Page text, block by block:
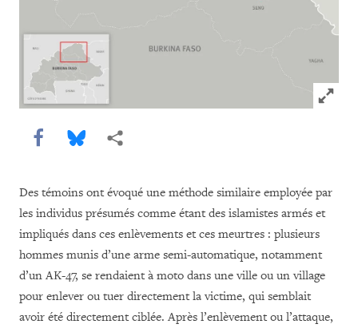
Click
Share this via Facebook
Share this via Bluesky
Share this via Partagez
Des témoins ont évoqué une méthode similaire employée par
les individus présumés comme étant des islamistes armés et
impliqués dans ces enlèvements et ces meurtres : plusieurs
hommes munis d’une arme semi-automatique, notamment
d’un AK-47, se rendaient à moto dans une ville ou un village
pour enlever ou tuer directement la victime, qui semblait
avoir été directement ciblée. Après l’enlèvement ou l’attaque,